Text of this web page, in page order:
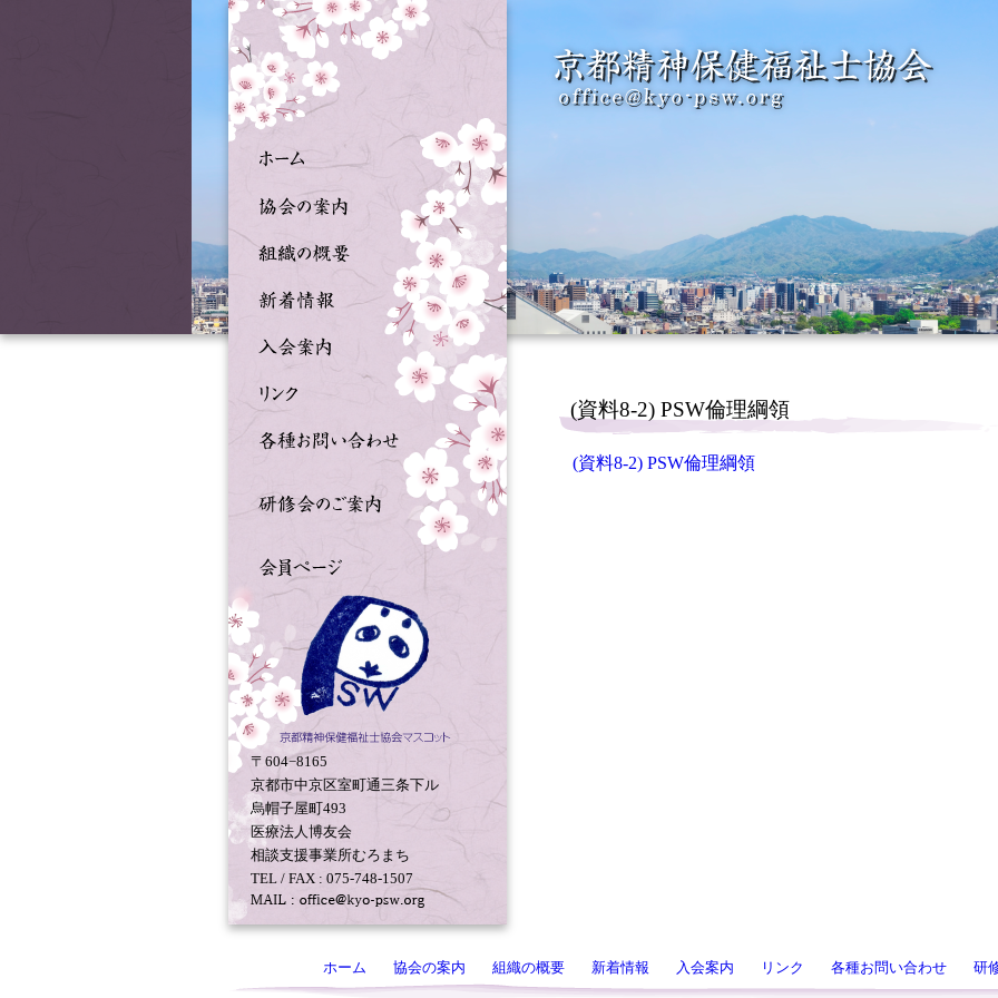
〒604−8165
京都市中京区室町通三条下ル
烏帽子屋町493
医療法人博友会
相談支援事業所むろまち
TEL / FAX : 075-748-1507
(資料8-2) PSW倫理綱領
(資料8-2) PSW倫理綱領
ホーム 協会の案内 組織の概要 新着情報 入会案内 リンク 各種お問い合わせ 研